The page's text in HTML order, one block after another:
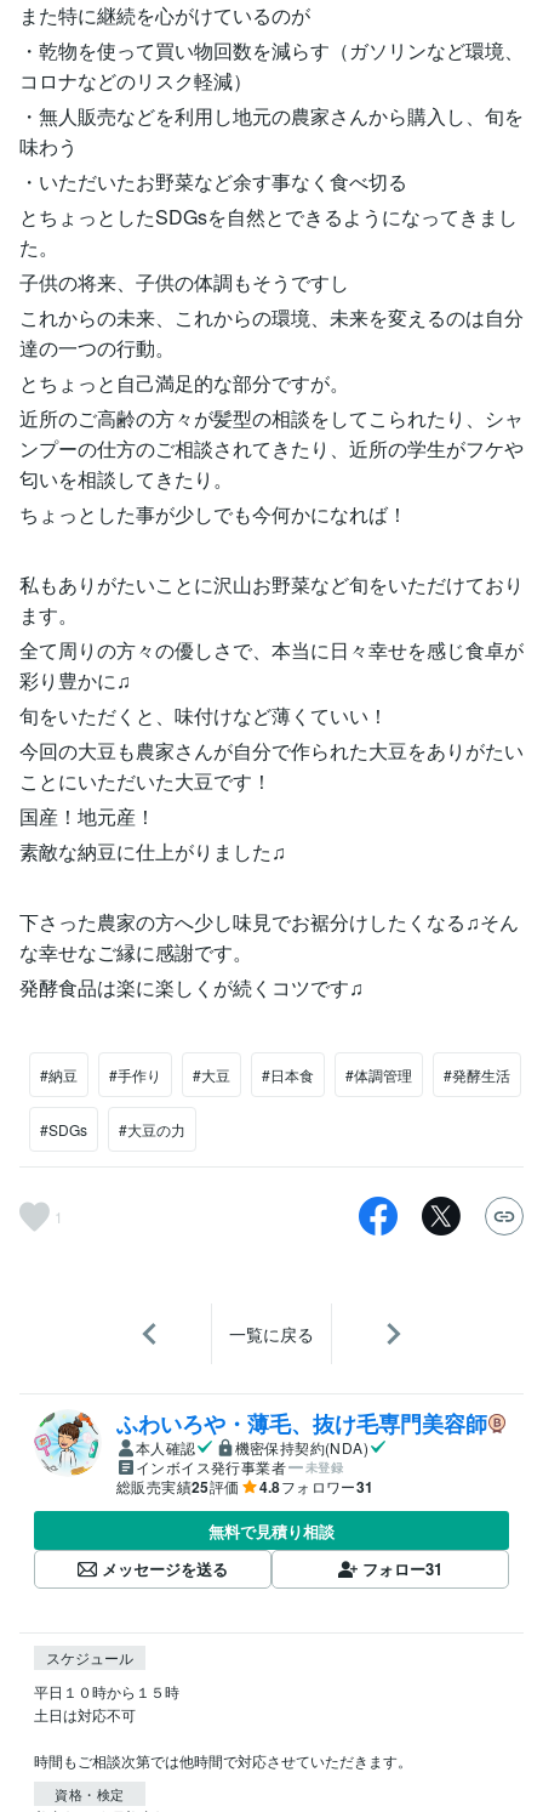
また特に継続を心がけているのが
・乾物を使って買い物回数を減らす（ガソリンなど環境、
コロナなどのリスク軽減）
・無人販売などを利用し地元の農家さんから購入し、旬を
味わう
・いただいたお野菜など余す事なく食べ切る
とちょっとしたSDGsを自然とできるようになってきまし
た。
子供の将来、子供の体調もそうですし
これからの未来、これからの環境、未来を変えるのは自分
達の一つの行動。
とちょっと自己満足的な部分ですが。
近所のご高齢の方々が髪型の相談をしてこられたり、シャ
ンプーの仕方のご相談されてきたり、近所の学生がフケや
匂いを相談してきたり。
ちょっとした事が少しでも今何かになれば！
私もありがたいことに沢山お野菜など旬をいただけており
ます。
全て周りの方々の優しさで、本当に日々幸せを感じ食卓が
彩り豊かに♫
旬をいただくと、味付けなど薄くていい！
今回の大豆も農家さんが自分で作られた大豆をありがたい
ことにいただいた大豆です！
国産！地元産！
素敵な納豆に仕上がりました♫
下さった農家の方へ少し味見でお裾分けしたくなる♫そん
な幸せなご縁に感謝です。
発酵食品は楽に楽しくが続くコツです♫
#納豆 #手作り #大豆 #日本食 #体調管理 #発酵生活
#SDGs #大豆の力
1
一覧に戻る
ふわいろや・薄毛、抜け毛専門美容師
本人確認
機密保持契約(NDA)
インボイス発行事業者
未登録
総販売実績25評価 4.8フォロワー31
無料で見積り相談
メッセージを送る
フォロー31
スケジュール
平日１０時から１５時
土日は対応不可
時間もご相談次第では他時間で対応させていただきます。
資格・検定